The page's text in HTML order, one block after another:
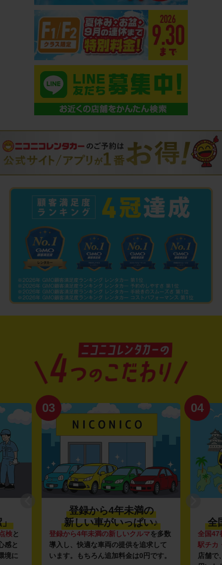
」
検と
感と
境に
03
登録から4年未満の
新しい車がいっぱい♪
登録から4年未満の新しいクルマを多数
導入し、快適な車両の提供を追求して
います。もちろん追加料金は0円です。
04
全
全国47
駅チカ
店舗で